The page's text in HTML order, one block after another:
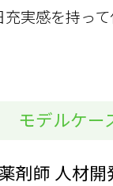
充実感を持っ
モデルケー
薬剤師 人材開